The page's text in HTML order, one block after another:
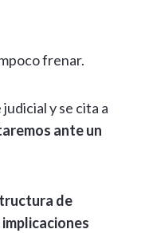
frenar.
y se cita a
ante un
de